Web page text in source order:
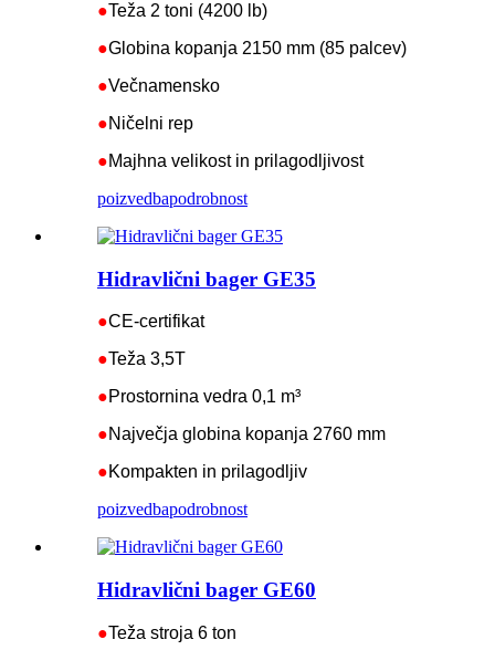
●Teža 2 toni (4200 lb)
●Globina kopanja 2150 mm (85 palcev)
●Večnamensko
●Ničelni rep
●Majhna velikost in prilagodljivost
poizvedbapodrobnost
Hidravlični bager GE35
●CE-certifikat
●Teža 3,5T
●Prostornina vedra 0,1 m³
●Največja globina kopanja 2760 mm
●Kompakten in prilagodljiv
poizvedbapodrobnost
Hidravlični bager GE60
●Teža stroja 6 ton